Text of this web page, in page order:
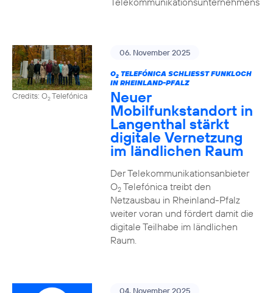
Credits: O2Telefónica
06. November 2025
O2TELEFÓNICA SCHLIESST FUNKLOCH I
N RHEINLAND-PFALZ
Neuer
Mobilfunkstandort in
Langenthal stärkt
digitale Vernetzung
im ländlichen Raum
Der Telekommunikationsanbieter
O2Telefónica treibt den
Netzausbau in Rheinland-Pfalz
weiter voran und fördert damit die
digitale Teilhabe im ländlichen
Raum.
04. November 2025